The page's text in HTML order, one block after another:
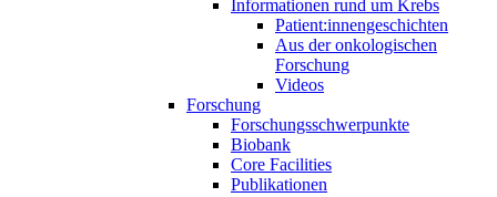
Informationen rund um Krebs
Patient:innengeschichten
Aus der onkologischen
Forschung
Videos
Forschung
Forschungsschwerpunkte
Biobank
Core Facilities
Publikationen